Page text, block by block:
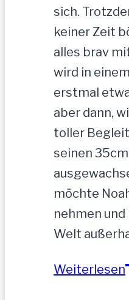
sich.
keiner Zeit
alles brav
wird in
erstmal
aber dann,
toller
seinen
möchte
nehmen
Welt
Weiterlesen